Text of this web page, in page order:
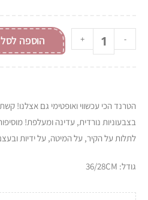
-
+ הוספה לסל
הטרנד הכי עכשווי ואופטימי גם אצלנו!
בצבעוניות נורדית, עדינה ומעלפת!
לתלות על הקיר, על המיטה, על ידיות
גודל: 36/28CM